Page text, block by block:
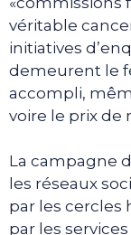
véritable
initiatives
demeurent le
accompli,
voire le prix de
La campagne
les réseaux
par les cercles
par les